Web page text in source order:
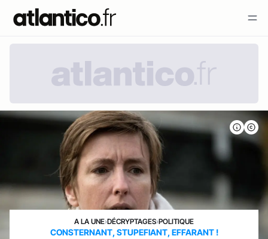
A LA UNE›DÉCRYPTAGES›POLITIQUE
CONSTERNANT, STUPEFIANT, EFFARANT !